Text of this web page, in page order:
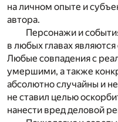
на личном опыте и
автора.
Персонажи и
в любых главах
Любые совпадения с
умершими, а также
абсолютно случайны и
не ставил целью
нанести вред деловой